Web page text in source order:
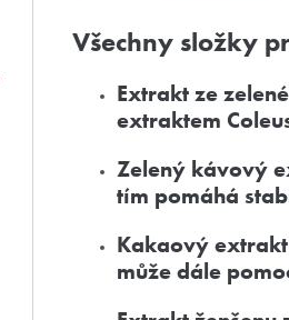
Všechny složky
Extrakt ze
extraktem
Zelený kávový
tím pomáhá
Kakaový
může dále